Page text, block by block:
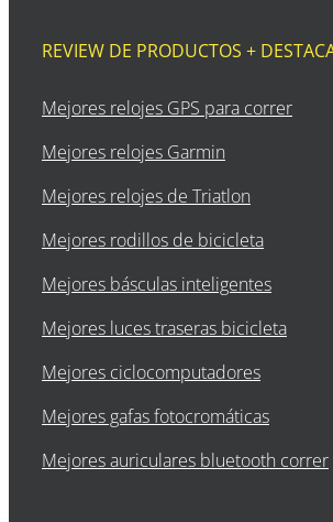
REVIEW DE PRODUCTOS +
Mejores relojes GPS para correr
Mejores relojes Garmin
Mejores relojes de Triatlon
Mejores rodillos de bicicleta
Mejores básculas inteligentes
Mejores luces traseras bicicleta
Mejores ciclocomputadores
Mejores gafas fotocromáticas
Mejores auriculares bluetooth correr